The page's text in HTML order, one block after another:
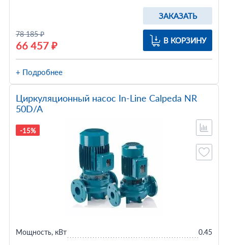
78 185 ₽
66 457 ₽
ЗАКАЗАТЬ
В КОРЗИНУ
+ Подробнее
Циркуляционный насос In-Line Calpeda NR
50D/A
-15%
Мощность, кВт 0.45